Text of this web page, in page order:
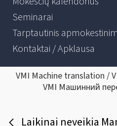
Seminarai
Tarptautinis
Kontaktai / Apklausa
VMI Machine translation /
VMI Машинний
Laikinai neveikia